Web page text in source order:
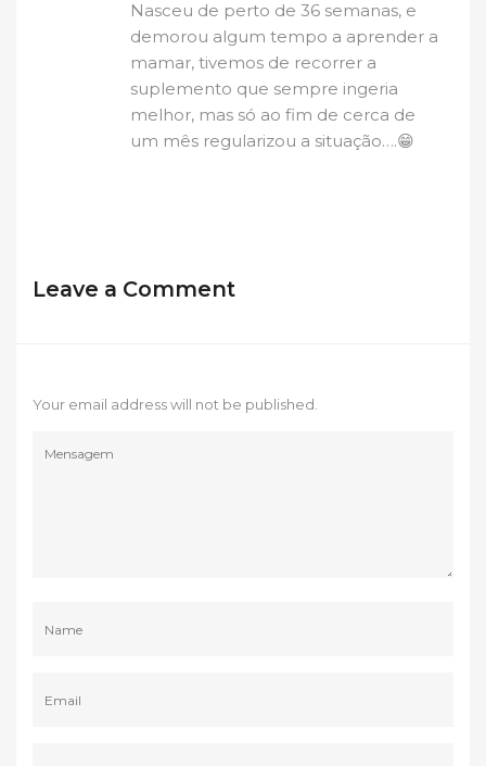
Nasceu de perto de 36 semanas, e
demorou algum tempo a aprender a
mamar, tivemos de recorrer a
suplemento que sempre ingeria
melhor, mas só ao fim de cerca de
um mês regularizou a situação….😁
Leave a Comment
Your email address will not be published.